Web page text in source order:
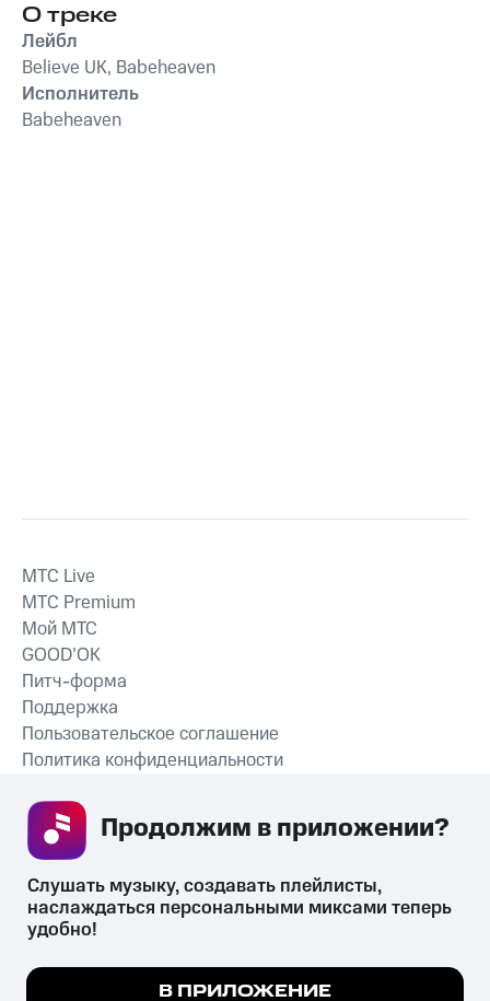
О треке
Лейбл
Believe UK, Babeheaven
Исполнитель
Babeheaven
СКАЧАТЬ ПРИЛОЖЕНИЕ
MTС Live
MTС Premium
Мой МТС
GOOD’OK
Питч-форма
Поддержка
Пользовательское соглашение
Политика конфиденциальности
психотропных веществ, их аналогов причиняет вред здоровью,
их незаконный оборот запрещён и влечёт установленную
Мы используем куки, чтобы на сайте все
Слушать музыку, создавать плейлисты,
наслаждаться персональными миксами теперь
удобно!
В ПРИЛОЖЕНИЕ